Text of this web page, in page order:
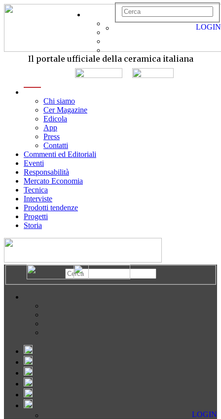
Il portale ufficiale della ceramica italiana
Chi siamo
Cer Magazine
Edicola
App
Press
Contatti
Commenti ed Editoriali
Eventi
Responsabilità
Mercato Economia
Tecnica
Interviste
Prodotti tendenze
Progetti
Storia
LOGIN
LOGIN